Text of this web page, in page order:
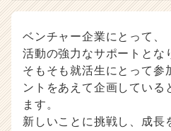
ベンチャー企業にとって、
活動の強力なサポートとな
そもそも就活生にとって参
ントをあえて企画している
ます。
新しいことに挑戦し、成長